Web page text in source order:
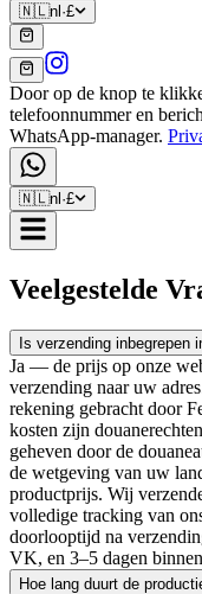
🇳🇱nl ·£
Door op de knop te
telefoonnummer en
WhatsApp-manager.
🇳🇱nl ·£
Veelgestelde
Is verzending inbegrepen
Ja — de prijs op onze
verzending naar uw
rekening gebracht door
kosten zijn
geheven door de
de wetgeving van uw
productprijs. Wij
volledige tracking van
doorlooptijd na
VK, en 3–5 dagen
Hoe lang duurt de